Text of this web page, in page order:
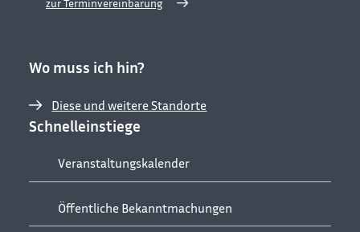
zur Terminvereinbarung
Wo muss ich hin?
Diese und weitere Standorte
Schnelleinstiege
Veranstaltungskalender
Öffentliche Bekanntmachungen